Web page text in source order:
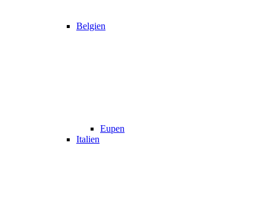
Belgien
Eupen
Italien